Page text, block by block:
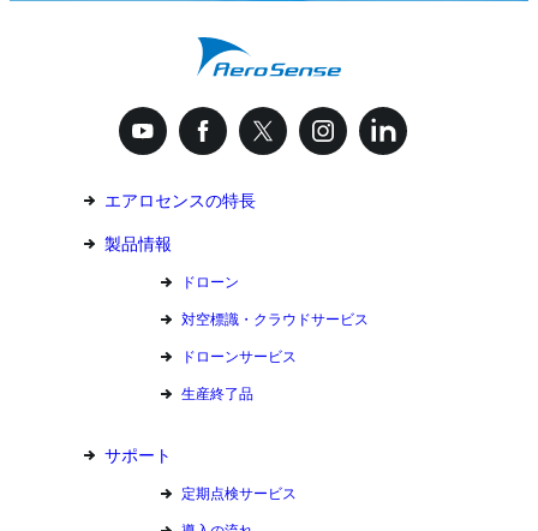
エアロセンスの特長
製品情報
ドローン
対空標識・クラウドサービス
ドローンサービス
生産終了品
サポート
定期点検サービス